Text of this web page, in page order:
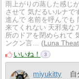
雨上がりの蒸した感じ
させて 気だるいルナで
進んで 名前を呼んでも
来てくれない 天邪鬼な
所のドアを閉められて
ンクン言…
Luna
いいね！
3
miyukitty